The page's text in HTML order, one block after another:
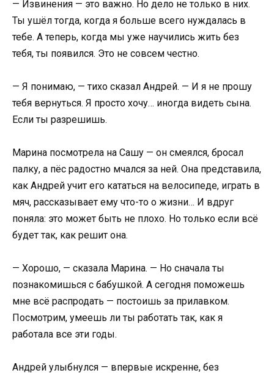
— Извинения — это важно. Но дело не только в них.
Ты ушёл тогда, когда я больше всего нуждалась в
тебе. А теперь, когда мы уже научились жить без
тебя, ты появился. Это не совсем честно.
— Я понимаю, — тихо сказал Андрей. — И я не прошу
тебя вернуться. Я просто хочу… иногда видеть сына.
Если ты разрешишь.
Марина посмотрела на Сашу — он смеялся, бросал
палку, а пёс радостно мчался за ней. Она представила,
как Андрей учит его кататься на велосипеде, играть в
мяч, рассказывает ему что-то о жизни… И вдруг
поняла: это может быть не плохо. Но только если всё
будет так, как решит она.
— Хорошо, — сказала Марина. — Но сначала ты
познакомишься с бабушкой. А сегодня поможешь
мне всё распродать — постоишь за прилавком.
Посмотрим, умеешь ли ты работать так, как я
работала все эти годы.
Андрей улыбнулся — впервые искренне, без